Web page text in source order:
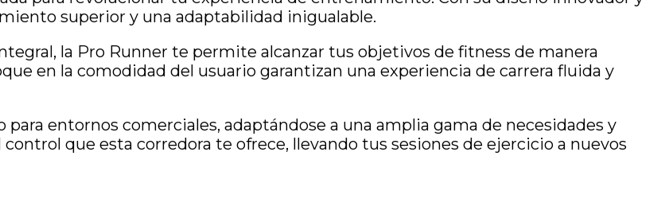
superior y una adaptabilidad inigualable.
la Pro Runner te permite alcanzar tus objetivos de fitness de manera
en la comodidad del usuario garantizan una experiencia de carrera fluida y
entornos comerciales, adaptándose a una amplia gama de necesidades y
que esta corredora te ofrece, llevando tus sesiones de ejercicio a nuevos